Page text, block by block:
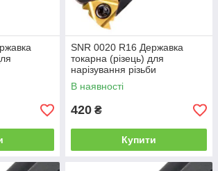
SNR 0020 R16 Державка
токарна (різець) для
нарізування різьби
В наявності
420 ₴
Купити